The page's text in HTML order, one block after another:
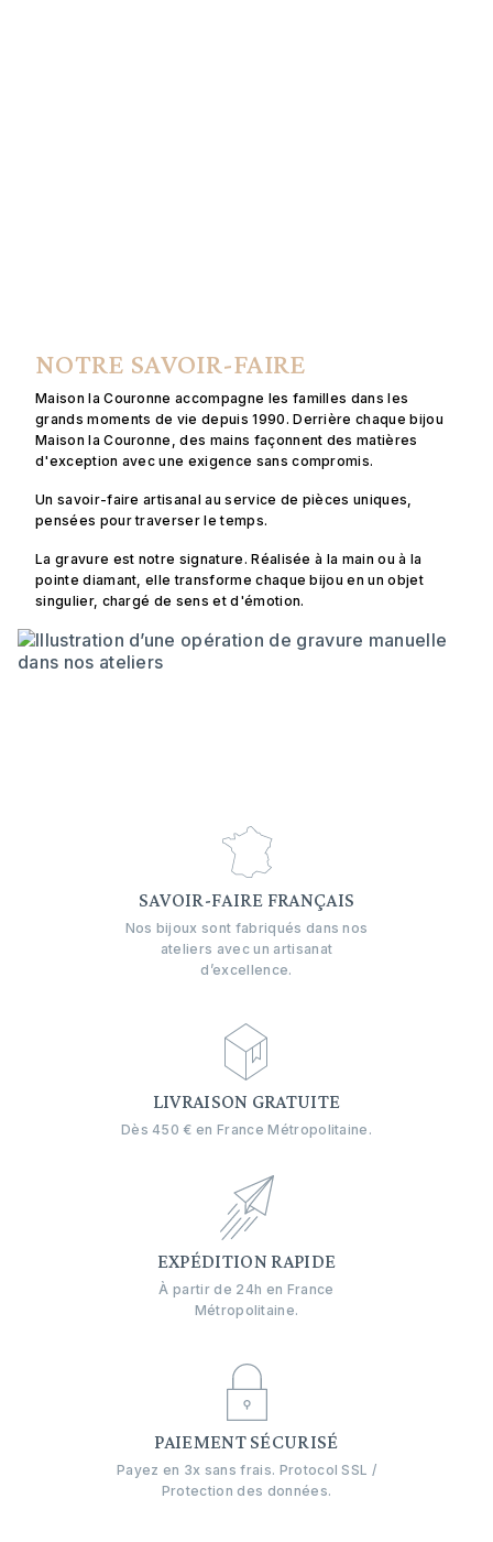
NOTRE SAVOIR-FAIRE
Maison la Couronne accompagne les familles dans les
grands moments de vie depuis 1990. Derrière chaque bijou
Maison la Couronne, des mains façonnent des matières
d'exception avec une exigence sans compromis.
Un savoir-faire artisanal au service de pièces uniques,
pensées pour traverser le temps.
La gravure est notre signature. Réalisée à la main ou à la
pointe diamant, elle transforme chaque bijou en un objet
singulier, chargé de sens et d'émotion.
SAVOIR-FAIRE FRANÇAIS
Nos bijoux sont fabriqués dans nos
ateliers avec un artisanat
d’excellence.
LIVRAISON GRATUITE
Dès 450 € en France Métropolitaine.
EXPÉDITION RAPIDE
À partir de 24h en France
Métropolitaine.
PAIEMENT SÉCURISÉ
Payez en 3x sans frais. Protocol SSL /
Protection des données.